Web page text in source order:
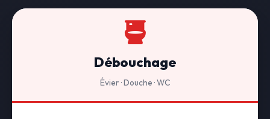
Débouchage
Évier · Douche · WC